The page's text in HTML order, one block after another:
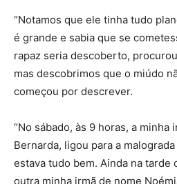
“Notamos que ele tinha tudo
é grande e sabia que se
rapaz seria descoberto,
mas descobrimos que o miúdo
começou por descrever.
“No sábado, às 9 horas, a minha
Bernarda, ligou para a
estava tudo bem. Ainda na tarde
outra minha irmã de nome